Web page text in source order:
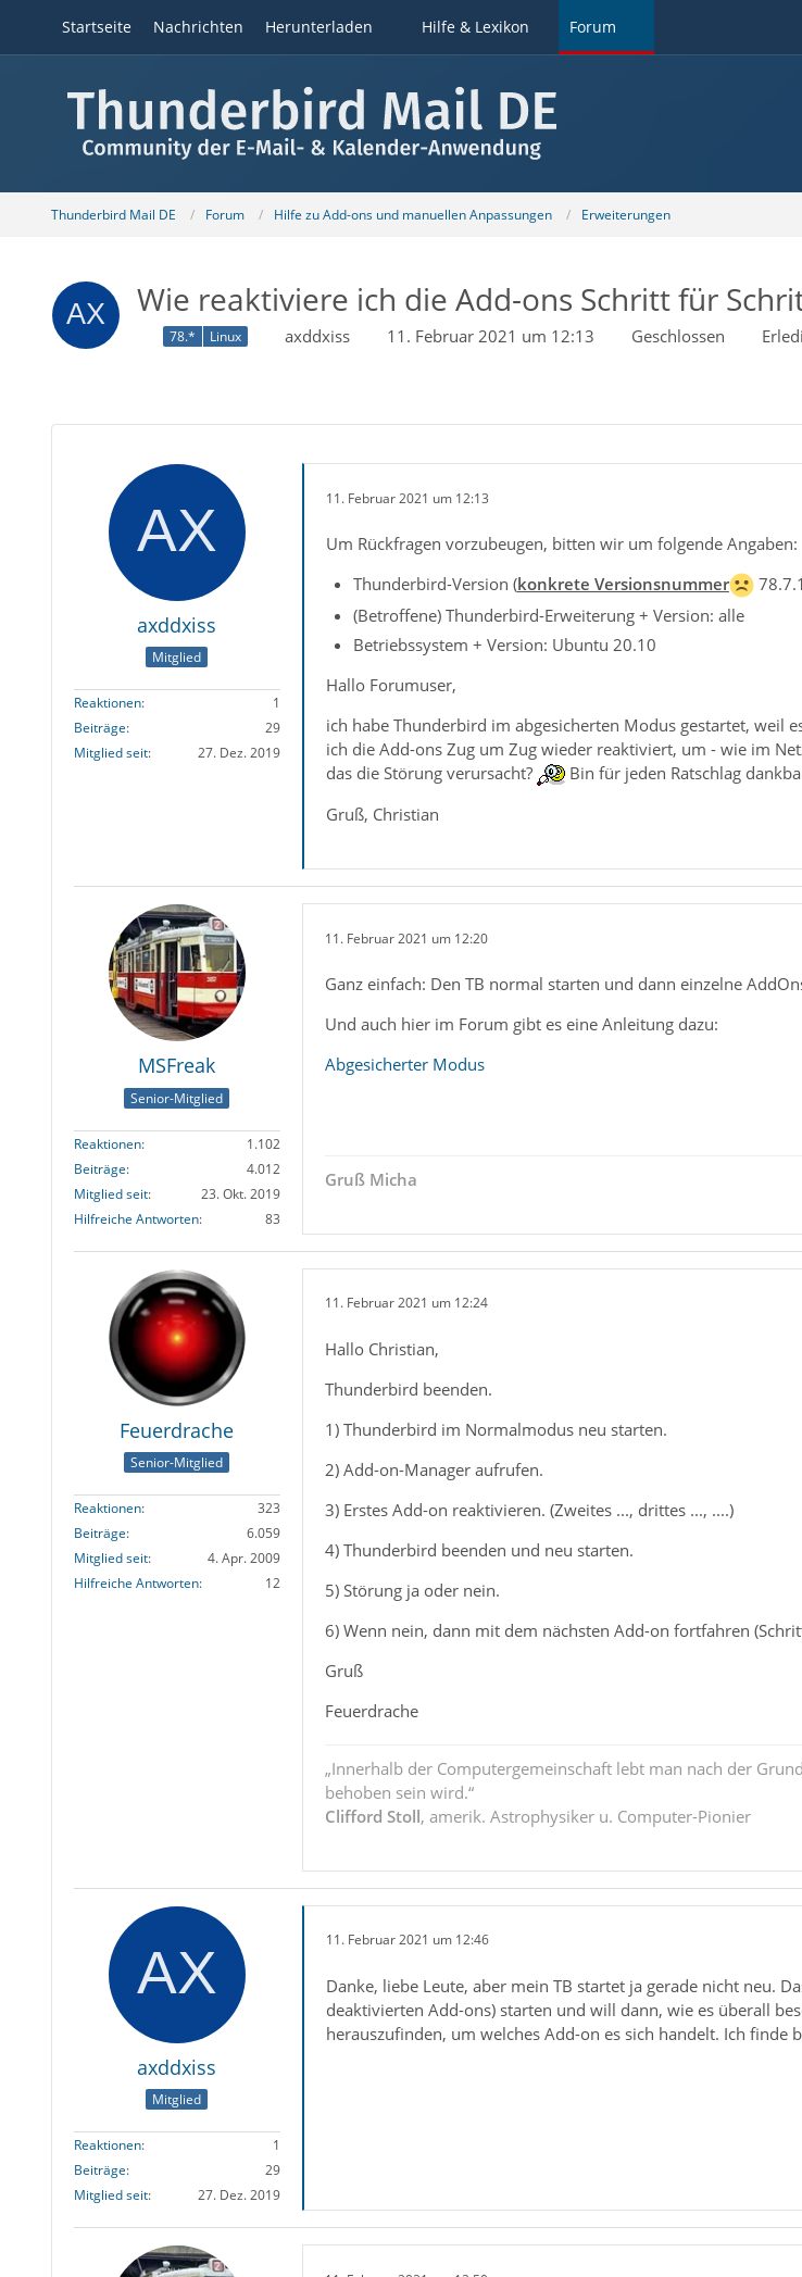
Startseite Nachrichten Herunterladen Hilfe & Lexikon Forum
Thunderbird Mail DE Forum Hilfe zu Add-ons und manuellen Anpassungen Erweiterungen
Wie reaktiviere ich die Add-ons Schritt für
78.* Linux axddxiss 11. Februar 2021 um 12:13 Geschlossen
axddxiss
Mitglied
Reaktionen
1
Beiträge
29
Mitglied seit
27. Dez. 2019
11. Februar 2021 um 12:13
Um Rückfragen vorzubeugen, bitten wir um folgende Angaben:
Thunderbird-Version (konkrete Versionsnummer
78.7.1
(Betroffene) Thunderbird-Erweiterung + Version: alle
Betriebssystem + Version: Ubuntu 20.10
Hallo Forumuser,
ich habe Thunderbird im abgesicherten Modus gestartet,
ich die Add-ons Zug um Zug wieder reaktiviert, um - wie im
das die Störung verursacht?
Bin für jeden Ratschlag
Gruß, Christian
MSFreak
Senior-Mitglied
Reaktionen
1.102
Beiträge
4.012
Mitglied seit
23. Okt. 2019
Hilfreiche Antworten
83
11. Februar 2021 um 12:20
Ganz einfach: Den TB normal starten und dann einzelne
Und auch hier im Forum gibt es eine Anleitung dazu:
Abgesicherter Modus
Gruß Micha
Feuerdrache
Senior-Mitglied
Reaktionen
323
Beiträge
6.059
Mitglied seit
4. Apr. 2009
Hilfreiche Antworten
12
11. Februar 2021 um 12:24
Hallo Christian,
Thunderbird beenden.
1) Thunderbird im Normalmodus neu starten.
2) Add-on-Manager aufrufen.
3) Erstes Add-on reaktivieren. (Zweites ..., drittes ..., ....)
4) Thunderbird beenden und neu starten.
5) Störung ja oder nein.
6) Wenn nein, dann mit dem nächsten Add-on fortfahren
Gruß
Feuerdrache
„Innerhalb der Computergemeinschaft lebt man nach der
behoben sein wird.“
Clifford Stoll, amerik. Astrophysiker u. Computer-Pionier
axddxiss
Mitglied
Reaktionen
1
Beiträge
29
Mitglied seit
27. Dez. 2019
11. Februar 2021 um 12:46
Danke, liebe Leute, aber mein TB startet ja gerade nicht neu.
deaktivierten Add-ons) starten und will dann, wie es überall
herauszufinden, um welches Add-on es sich handelt. Ich